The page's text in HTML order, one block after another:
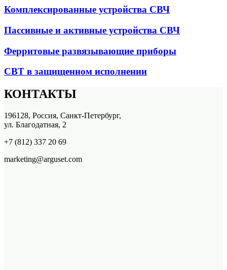
Комплексированные устройства СВЧ
Пассивные и активные устройства СВЧ
Ферритовые развязывающие приборы
СВТ в защищенном исполнении
КОНТАКТЫ
196128, Россия, Санкт-Петербург,
ул. Благодатная, 2
+7 (812) 337 20 69
marketing@arguset.com